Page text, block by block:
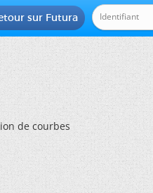
sur Futura
de courbes